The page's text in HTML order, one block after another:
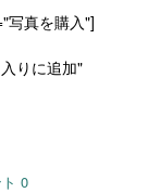
写真を購入"]
りに追加"
0